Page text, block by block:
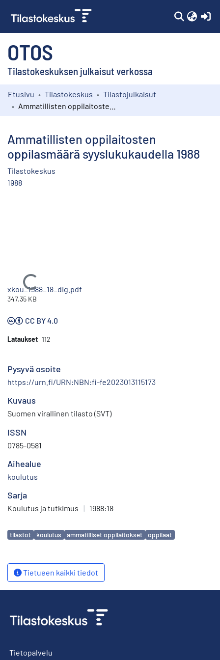
OTOS
Tilastokeskuksen julkaisut verkossa
Kokoelmat
Etusivu Tilastokeskus
Tilastojulkaisut
Ammatillisten oppilaitosten
oppilasmäärä syyslukukaudella 1988
Tilastokeskus
1988
Ladataan...
xkou_1988_18_dig.pdf
347.35 KB
CC BY 4.0
Lataukset 112
Pysyvä osoite
https://urn.fi/URN:NBN:fi-fe2023013115173
Kuvaus
Suomen virallinen tilasto (SVT)
ISSN
0785-0581
Aihealue
koulutus
Sarja
Koulutus ja tutkimus | 1988:18
Avainsanat
tilastot koulutus ammatilliset oppilaitokset oppilaat
Tietueen kaikki tiedot
Tietopalvelu